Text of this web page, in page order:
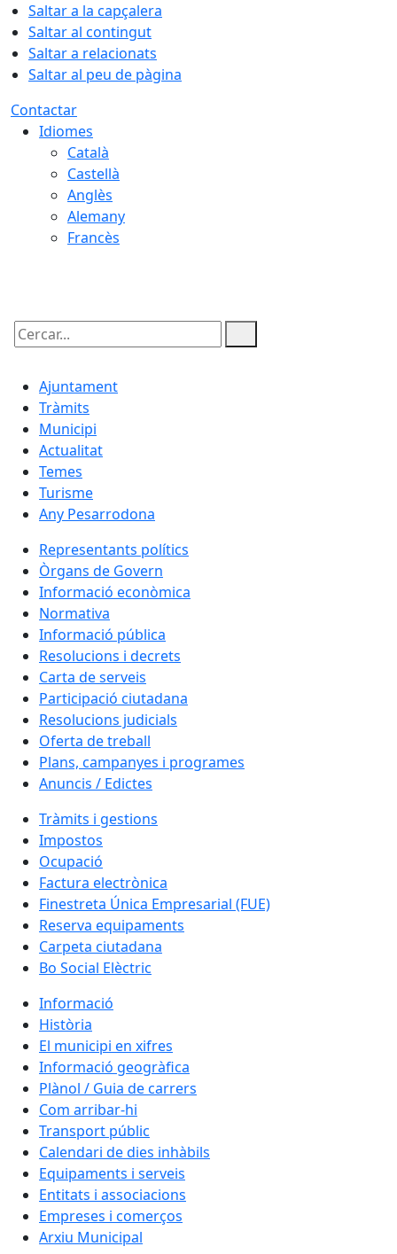
Saltar a la capçalera
Saltar al contingut
Saltar a relacionats
Saltar al peu de pàgina
Contactar
Idiomes
Català
Castellà
Anglès
Alemany
Francès
Cercar:
Ajuntament
Tràmits
Municipi
Actualitat
Temes
Turisme
Any Pesarrodona
Representants polítics
Òrgans de Govern
Informació econòmica
Normativa
Informació pública
Resolucions i decrets
Carta de serveis
Participació ciutadana
Resolucions judicials
Oferta de treball
Plans, campanyes i programes
Anuncis / Edictes
Tràmits i gestions
Impostos
Ocupació
Factura electrònica
Finestreta Única Empresarial (FUE)
Reserva equipaments
Carpeta ciutadana
Bo Social Elèctric
Informació
Història
El municipi en xifres
Informació geogràfica
Plànol / Guia de carrers
Com arribar-hi
Transport públic
Calendari de dies inhàbils
Equipaments i serveis
Entitats i associacions
Empreses i comerços
Arxiu Municipal